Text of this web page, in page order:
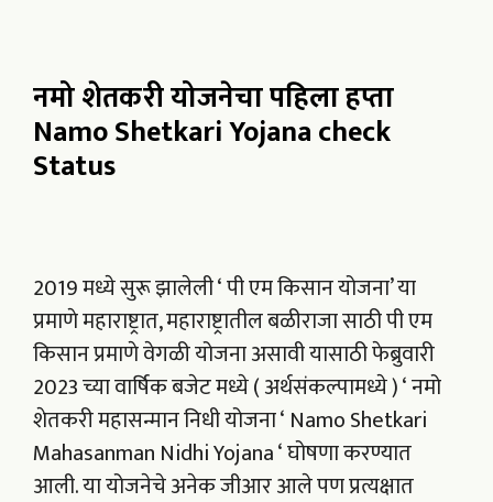
नमो शेतकरी योजनेचा पहिला हप्ता
Namo Shetkari Yojana check
Status
2019 मध्ये सुरू झालेली ‘ पी एम किसान योजना’ या
प्रमाणे महाराष्ट्रात, महाराष्ट्रातील बळीराजा साठी पी एम
किसान प्रमाणे वेगळी योजना असावी यासाठी फेब्रुवारी
2023 च्या वार्षिक बजेट मध्ये ( अर्थसंकल्पामध्ये ) ‘ नमो
शेतकरी महासन्मान निधी योजना ‘ Namo Shetkari
Mahasanman Nidhi Yojana ‘ घोषणा करण्यात
आली. या योजनेचे अनेक जीआर आले पण प्रत्यक्षात